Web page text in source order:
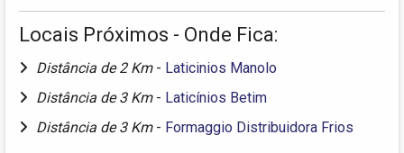
Locais Próximos - Onde Fica:
Distância de 2 Km - Laticinios Manolo
Distância de 3 Km - Laticínios Betim
Distância de 3 Km - Formaggio Distribuidora Frios